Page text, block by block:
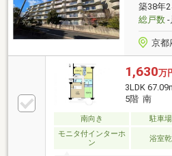
築38年
総戸数-
京都
1,630万
3LDK
5階 南
南向き 駐車
モニタ付インターホ
ン
浴室